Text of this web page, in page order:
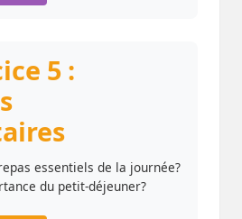
5 :
essentiels de la journée?
du petit-déjeuner?